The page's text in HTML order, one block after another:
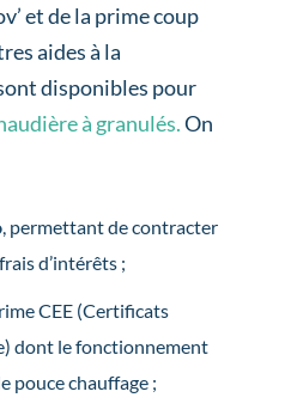
et de la prime coup
aides à la
disponibles pour
à granulés.On
, permettant de contracter
d’intérêts ;
CEE (Certificats
dont le fonctionnement
pouce chauffage ;